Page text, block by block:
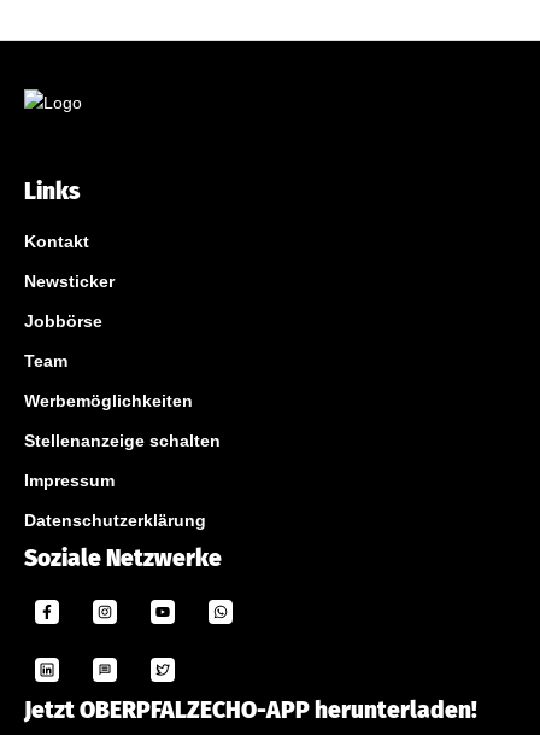
Links
Kontakt
Newsticker
Jobbörse
Team
Werbemöglichkeiten
Stellenanzeige schalten
Impressum
Datenschutzerklärung
Soziale Netzwerke
Jetzt OBERPFALZECHO-APP herunterladen!